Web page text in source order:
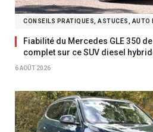
CONSEILS PRATIQUES, ASTUCES, AUTO
Fiabilité du Mercedes GLE 350
complet sur ce SUV diesel
6 AOÛT 2026